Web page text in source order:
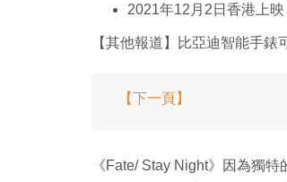
2021年12月2日香港上映
【其他報道】比亞迪智能手
【下一頁】
《Fate/ Stay Night》因為獨